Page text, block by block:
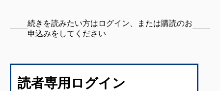
続きを読みたい方はログイン、または購読のお
申込みをしてください
読者専用ログイン